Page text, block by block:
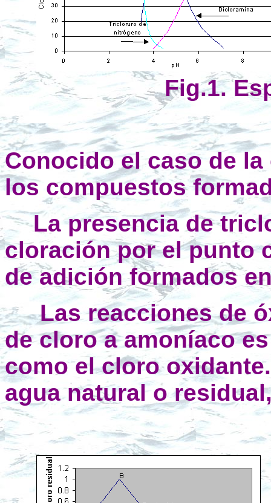
Fig.1.
Conocido el caso de
los compuestos
La presencia de
cloración por el punto
de adición formados
Las reacciones de
de cloro a amoníaco
como el cloro
agua natural o